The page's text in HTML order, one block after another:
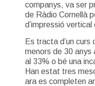
companys, va ser
de Ràdio Cornellà
d’impressió
Es tracta d’un curs
menors de 30 anys
al 33% o bé una
Han estat tres
ara es completen